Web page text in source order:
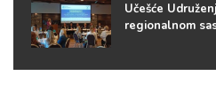
Učešće
regionalnom